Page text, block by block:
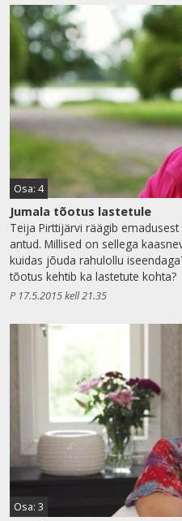
Osa: 4
Jumala tõotus lastetule
Teija Pirttijärvi räägib
antud. Millised on sellega
kuidas jõuda rahulollu
tõotus kehtib ka lastetute kohta?
P 17.5.2015 kell 21.35
Osa: 3